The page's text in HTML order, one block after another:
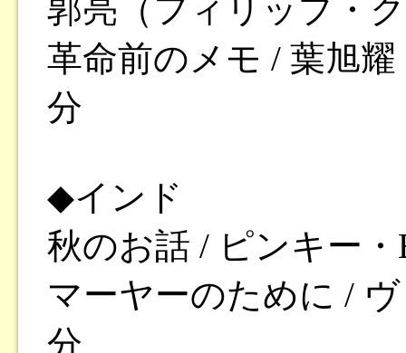
郭亮（フィリップ・
革命前のメモ / 葉旭
分
◆インド
秋のお話 / ピンキー
マーヤーのために /
分